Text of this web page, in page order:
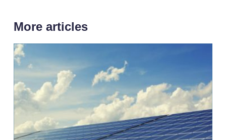
More articles